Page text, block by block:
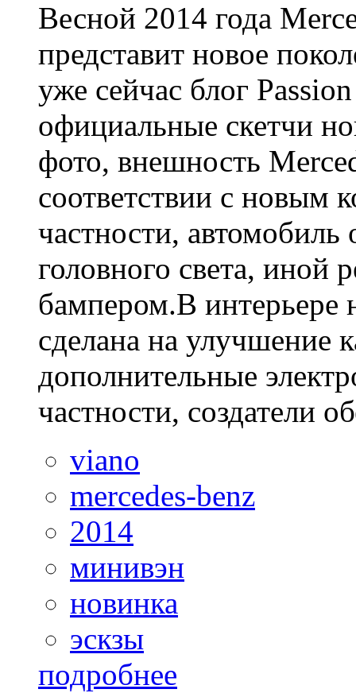
Весной 2014 года
представит новое
уже сейчас блог
официальные скетчи
фото, внешность
соответствии с новым
частности,
головного света, иной
бампером.В интерьере
сделана на улучшение
дополнительные
частности, создатели
viano
mercedes-benz
2014
минивэн
новинка
эскзы
подробнее